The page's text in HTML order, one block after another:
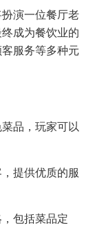
演一位餐厅老
成为餐饮业的
服务等多种元
品，玩家可以
提供优质的服
包括菜品定